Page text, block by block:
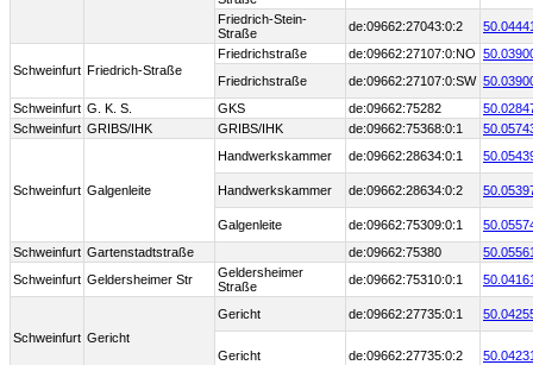
Friedrich-Stein-
Straße
de:09662:27043:0:2
Schweinfurt Friedrich-Straße
Friedrichstraße de:09662:27107:0:NO
Friedrichstraße
de:09662:27107:0:SW
Schweinfurt G. K. S. GKS de:09662:75282
Schweinfurt GRIBS/IHK GRIBS/IHK de:09662:75368:0:1
Schweinfurt Galgenleite
Handwerkskammer de:09662:28634:0:1
Handwerkskammer de:09662:28634:0:2
Galgenleite de:09662:75309:0:1
Schweinfurt Gartenstadtstraße de:09662:75380
Schweinfurt Geldersheimer Str
Geldersheimer
Straße
de:09662:75310:0:1
Schweinfurt Gericht
Gericht de:09662:27735:0:1
Gericht de:09662:27735:0:2